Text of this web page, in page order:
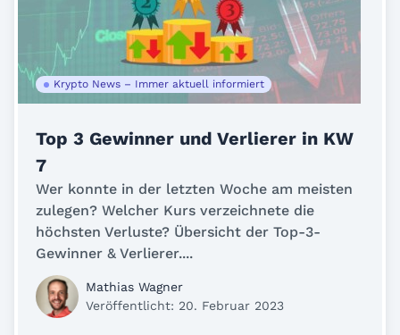
Krypto News – Immer aktuell informiert
Top 3 Gewinner und Verlierer in KW
7
Wer konnte in der letzten Woche am meisten
zulegen? Welcher Kurs verzeichnete die
höchsten Verluste? Übersicht der Top-3-
Gewinner & Verlierer....
Mathias Wagner
Veröffentlicht: 20. Februar 2023